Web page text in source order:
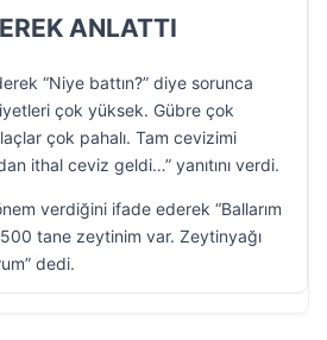
ANLATTI
“Niye battın?” diye sorunca
çok yüksek. Gübre çok
çok pahalı. Tam cevizimi
ithal ceviz geldi…” yanıtını verdi.
verdiğini ifade ederek “Ballarım
tane zeytinim var. Zeytinyağı
dedi.